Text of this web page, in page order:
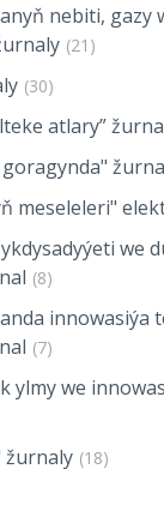
nebiti, gazy
(21)
(30)
atlary”
meseleleri"
we
(8)
innowasiýa
(7)
ylmy we
žurnaly (18)